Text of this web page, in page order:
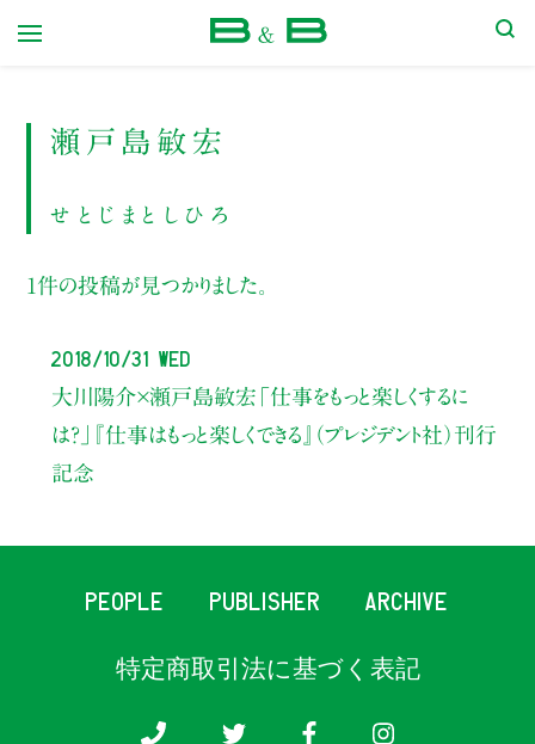
瀬戸島敏宏
せとじまとしひろ
1件の投稿が見つかりました。
2018/10/31 Wed
大川陽介×瀬戸島敏宏 「仕事をもっと楽しくするに
は？」
『仕事はもっと楽しくできる』（プレジデント社）刊行
記念
PEOPLE PUBLISHER ARCHIVE
特定商取引法に基づく表記